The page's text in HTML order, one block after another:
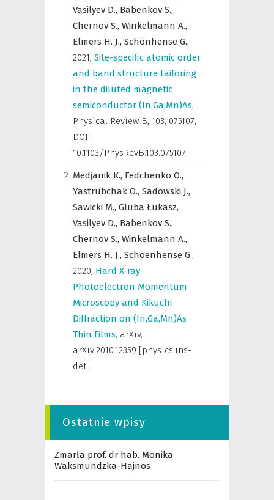
Vasilyev D., Babenkov S.,
Chernov S., Winkelmann A.,
Elmers H. J., Schönhense G.,
2021, Site-specific atomic order
and band structure tailoring
in the diluted magnetic
semiconductor (In,Ga,Mn)As,
Physical Review B, 103, 075107;
DOI:
10.1103/PhysRevB.103.075107
Medjanik K., Fedchenko O.,
Yastrubchak O., Sadowski J.,
Sawicki M., Gluba Łukasz,
Vasilyev D., Babenkov S.,
Chernov S., Winkelmann A.,
Elmers H. J., Schoenhense G.,
2020, Hard X-ray
Photoelectron Momentum
Microscopy and Kikuchi
Diffraction on (In,Ga,Mn)As
Thin Films, arXiv,
arXiv:2010.12359 [physics.ins-
det]
Ostatnie wpisy
Zmarła prof. dr hab. Monika
Waksmundzka-Hajnos